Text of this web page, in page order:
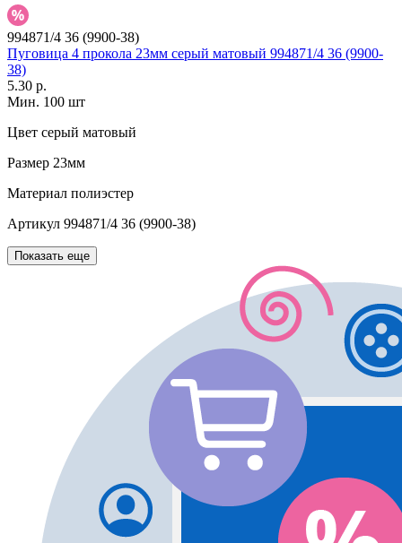
994871/4 36 (9900-38)
Пуговица 4 прокола 23мм серый матовый 994871/4 36 (9900-
38)
5.30 р.
Мин. 100 шт
Цвет серый матовый
Размер 23мм
Материал полиэстер
Артикул 994871/4 36 (9900-38)
Показать еще